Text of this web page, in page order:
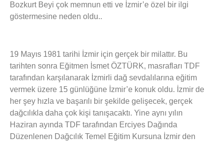
Bozkurt Beyi çok memnun etti ve İzmir’e özel bir ilgi
göstermesine neden oldu..
19 Mayıs 1981 tarihi İzmir için gerçek bir milattır. Bu
tarihten sonra Eğitmen İsmet ÖZTÜRK, masrafları TDF
tarafından karşılanarak İzmirli dağ sevdalılarına eğitim
vermek üzere 15 günlüğüne İzmir’e konuk oldu. İzmir de
her şey hızla ve başarılı bir şekilde gelişecek, gerçek
dağcılıkla daha çok kişi tanışacaktı. Yine aynı yılın
Haziran ayında TDF tarafından Erciyes Dağında
Düzenlenen Dağcılık Temel Eğitim Kursuna İzmir den